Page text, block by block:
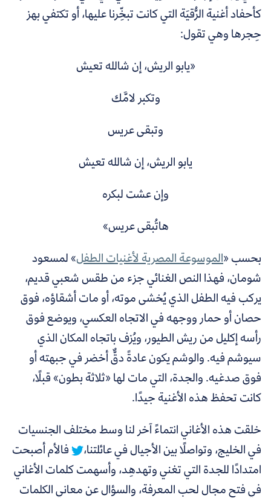
كأحفاد أغنية الرُّقيَة التي كانت تبخِّرنا عليها، أو تكتفي بهز
حِجرها وهي تقول:
«يابو الريش، إن شالله تعيش
وتكبر لامَّك
وتبقى عريس
يابو الريش، إن شالله تعيش
وإن عشت لبكره
هاتُبقى عريس»
بحسب «الموسوعة المصرية لأغنيات الطفل» لمسعود
شومان، فهذا النص الغنائي جزء من طقس شعبي قديم،
يركب فيه الطفل الذي يُخشى موته، أو مات أشقاؤه، فوق
حصان أو حمار ووجهه في الاتجاه العكسي، ويوضع فوق
رأسه إكليل من ريش الطيور، ويُزف باتجاه المكان الذي
سيوشم فيه. والوشم يكون عادةً دقٌّ أخضر في جبهته أو
فوق صدغيه. والجدة، التي مات لها «ثلاثة بطون» قبلًا،
كانت تحفظ هذه الأغنية جيدًا.
خلقت هذه الأغاني انتماءً آخر لنا وسط مختلف الجنسيات
في الخليج، وتواصلًا بين الأجيال في عائلتنا،
فالأم أصبحت
امتدادًا للجدة التي تغني وتهدهِد، وأسهمت كلمات الأغاني
في فتح مجال لحب المعرفة، والسؤال عن معاني الكلمات